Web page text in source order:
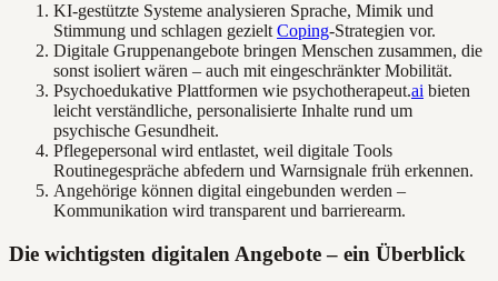
KI-gestützte Systeme analysieren Sprache, Mimik und
Stimmung und schlagen gezielt Coping-Strategien vor.
Digitale Gruppenangebote bringen Menschen zusammen, die
sonst isoliert wären – auch mit eingeschränkter Mobilität.
Psychoedukative Plattformen wie psychotherapeut.ai bieten
leicht verständliche, personalisierte Inhalte rund um
psychische Gesundheit.
Pflegepersonal wird entlastet, weil digitale Tools
Routinegespräche abfedern und Warnsignale früh erkennen.
Angehörige können digital eingebunden werden –
Kommunikation wird transparent und barrierearm.
Die wichtigsten digitalen Angebote – ein Überblick